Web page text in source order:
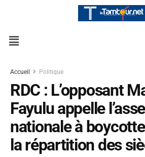
Accueil Politique
RDC : L’opposant
Fayulu appelle
nationale à
la répartition des